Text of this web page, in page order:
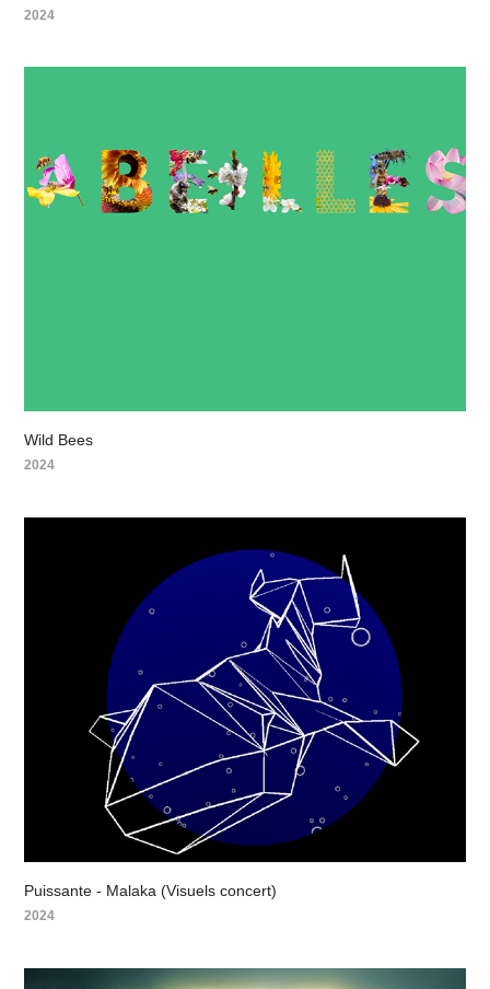
2024
Wild Bees
2024
Puissante - Malaka (Visuels concert)
2024